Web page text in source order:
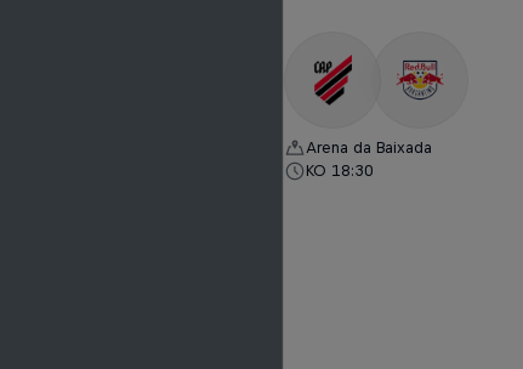
Arena da Baixada
KO 18:30